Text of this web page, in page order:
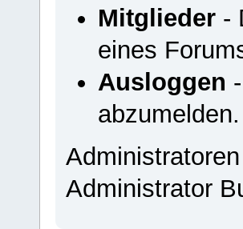
Mitglieder-
eines
Ausloggen
abzumelden.
Administrator